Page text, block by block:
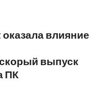
влияние
выпуск
ПК